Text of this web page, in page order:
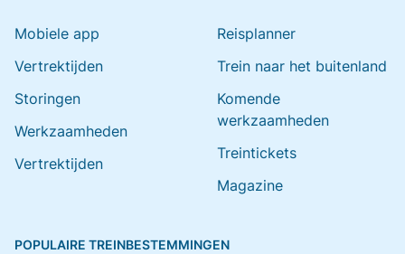
Mobiele app
Vertrektijden
Storingen
Werkzaamheden
Vertrektijden
Reisplanner
Trein naar het buitenland
Komende
werkzaamheden
Treintickets
Magazine
POPULAIRE TREINBESTEMMINGEN